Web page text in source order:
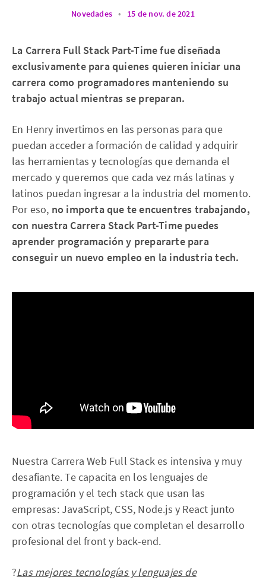
Novedades • 15 de nov. de 2021
La Carrera Full Stack Part-Time fue diseñada
exclusivamente para quienes quieren iniciar una
carrera como programadores manteniendo su
trabajo actual mientras se preparan.
En Henry invertimos en las personas para que
puedan acceder a formación de calidad y adquirir
las herramientas y tecnologías que demanda el
mercado y queremos que cada vez más latinas y
latinos puedan ingresar a la industria del momento.
Por eso, no importa que te encuentres trabajando,
con nuestra Carrera Stack Part-Time puedes
aprender programación y prepararte para
conseguir un nuevo empleo en la industria tech.
Nuestra Carrera Web Full Stack es intensiva y muy
desafiante. Te capacita en los lenguajes de
programación y el tech stack que usan las
empresas: JavaScript, CSS, Node.js y React junto
con otras tecnologías que completan el desarrollo
profesional del front y back-end.
?Las mejores tecnologías y lenguajes de